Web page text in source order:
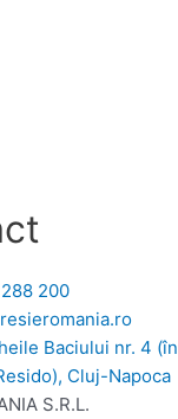
200
Baciului nr. 4 (în
Cluj-Napoca
S.R.L.